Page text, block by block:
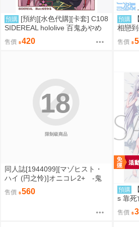
預購 [預約][水色代購][卡套] C108
SIDEREAL hololive 百鬼あやめ
雜談ver
售價 420
預購
相戀
嘉莉·
證件
售價
限制級商品
18
同人誌[1944099][マゾヒスト・
ハイ (円之怜)]オニコレ2+ -鬼
ッ娘コレクション+Fan art&work
s 2020~2023- (鬼娘)
售價 560 預購
s 靠死
售價